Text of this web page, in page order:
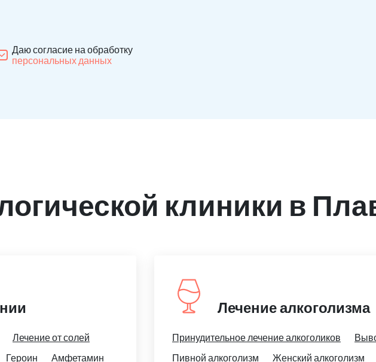
Даю согласие на обработку
персональных данных
клиники в
Лечение от солей
Героин Амфетамин
Лечение алкоголизма
Принудительное лечение алкоголиков
Пивной алкоголизм
Женский алкоголизм